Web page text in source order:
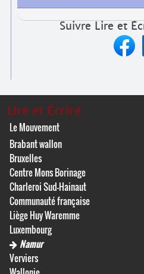
Suivre Lire et
Lire et Écrire
Le Mouvement
Brabant wallon
Bruxelles
Centre Mons Borinage
Charleroi Sud-Hainaut
Communauté française
Liège Huy Waremme
Luxembourg
Namur
Verviers